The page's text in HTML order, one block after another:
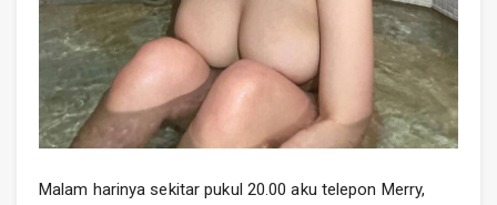
Malam harinya sekitar pukul 20.00 aku telepon Merry,